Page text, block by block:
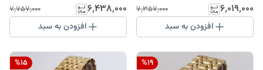
SPORT رومانسونROMANSON
ضدآب ساعت خاص عقربه ای بند
فلزی کرنو
۶٬۰۱۹٬۰۰۰ ۷٬۳۵۷٬۰۰۰
افزودن به سبد
کرنوگراف تاریخ دار ضدآب
ROMANSON ارسال رایگان کادو
۶٬۴۳۸٬۰۰۰ ۷٬۷۵۷٬۰۰۰
افزودن به سبد
%19
%15